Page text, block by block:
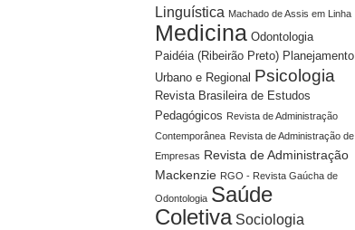
Linguística Machado de Assis em Linha
Medicina Odontologia
Paidéia (Ribeirão Preto) Planejamento
Urbano e Regional Psicologia
Revista Brasileira de Estudos
Pedagógicos Revista de Administração
Contemporânea Revista de Administração de
Empresas Revista de Administração
Mackenzie RGO - Revista Gaúcha de
Odontologia Saúde
Coletiva Sociologia